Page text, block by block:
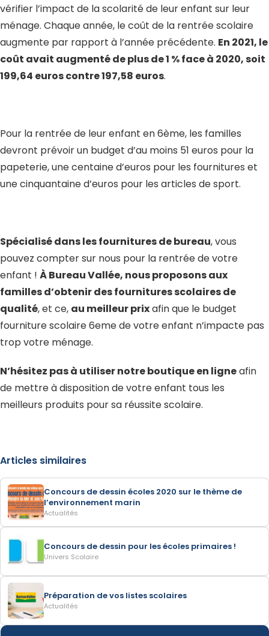
vérifier l’impact de la scolarité de leur enfant sur leur
ménage. Chaque année, le coût de la rentrée scolaire
augmente par rapport à l’année précédente. En 2021, le
coût avait augmenté de plus de 1 % face à 2020, soit
199,64 euros contre 197,58 euros.
Pour la rentrée de leur enfant en 6ème, les familles
devront prévoir un budget d’au moins 51 euros pour la
papeterie, une centaine d’euros pour les fournitures et
une cinquantaine d’euros pour les articles de sport.
Spécialisé dans les fournitures de bureau, vous
pouvez compter sur nous pour la rentrée de votre
enfant ! À Bureau Vallée, nous proposons aux
familles d’obtenir des fournitures scolaires de
qualité, et ce, au meilleur prixafin que le budget
fourniture scolaire 6eme de votre enfant n’impacte pas
trop votre ménage.
N’hésitez pas à utiliser notre boutique en ligneafin
de mettre à disposition de votre enfant tous les
meilleurs produits pour sa réussite scolaire.
Articles similaires
Concours de dessin écoles 2020 sur le thème de
l’environnement marin
Actualités
Concours de dessin pour les écoles primaires !
Univers Scolaire
Préparation de vos listes scolaires
Actualités